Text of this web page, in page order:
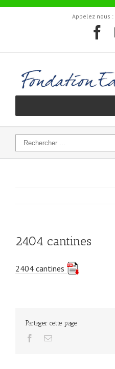
Appelez nous :
2404 cantines
2404 cantines
Partager cette page